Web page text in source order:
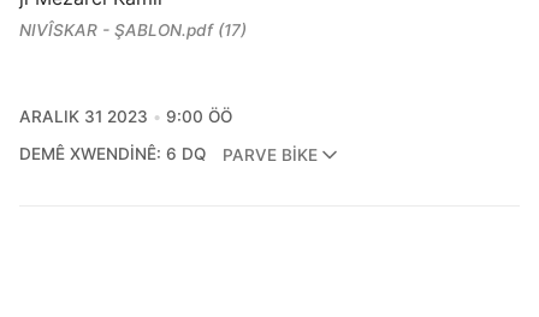
NIVÎSKAR - ŞABLON.pdf (17)
ARALIK 31 2023
9:00 ÖÖ
DEMÊ XWENDINÊ: 6 DQ
PARVE BIKE